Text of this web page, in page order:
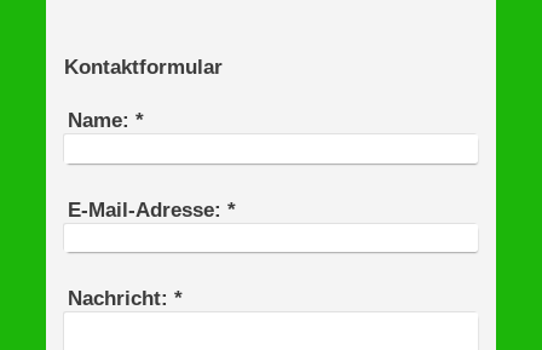
Kontaktformular
Name: *
E-Mail-Adresse: *
Nachricht: *